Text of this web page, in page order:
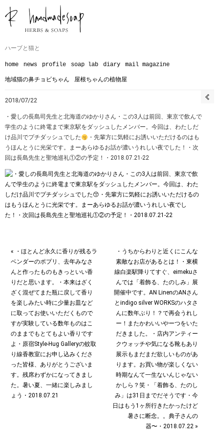
ハーブと猫と
home news profile soap lab diary mail magazine
地域猫の鼻チョビちゃん 屋根ちゃんの植物屋
2018/07/22
・愛しの長島司先生と北海道のゆかりさん︎・この3人は前回、東京で飲んで
学生のように終電まで東京駅をダッシュしたメンバー。今回は、わたしだ
け品川でプチダッシュでした
・先輩方に気軽にお誘いいただけるのはも
うほんとうに光栄です。まーあらゆるお話が濃いうれしい夜でした！・次
回は長島先生と聖地巡礼①②の予定！・2018.07.21-22
« ・ほとんど永久に香りが残るラ
ベンダーのポプリ、去年みなさ
んと作ったものもきっといい香
りだと思います。・本来はざく
ざく混ぜてまた瓶に戻して香り
を楽しみたい時に少量お皿など
に取ってお使いいただくもので
すが実験している数年ものはこ
のままでもとてもよい香りです
よ︎・原宿Style-Hug Galleryの蚊取
り線香教室にお申し込みくださ
った皆様、ありがとうございま
す。残席わずかになってきまし
た。暑い夏、一緒に楽しみまし
ょう︎・2018.07.21
・うちからわりと近くにこんな
素敵なお店があるとは！・東横
線白楽駅降りてすぐ、eimekuさ
んでは「着飾る、たのしみ」展
開催中です。AN LinenのANさん
とindigo silver WORKSのハタさ
んに数年ぶり！？で再会︎うれし
ー！またかわいいやーつをいた
だきました。・店内アンティー
クウォッチや気になる靴もあり
展示もまだまだ欲しいものがあ
ります。お買い物が楽しくない
時期なんて一生ないんじゃない
かしら？笑・「着飾る、たのし
み」は31日までだそうです︎・今
日はもう1ヶ所行きたかったけど
暑さに断念。。典子さんの
器〜・2018.07.22 »